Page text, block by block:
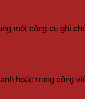
một công cụ ghi
hoặc trong công